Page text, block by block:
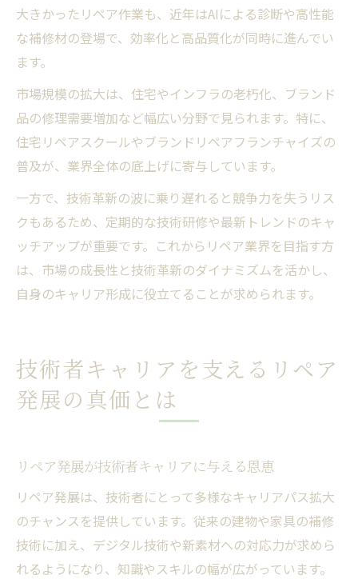
大きかったリペア作業も、近年はAIによる診断や高性能
な補修材の登場で、効率化と高品質化が同時に進んでい
ます。
市場規模の拡大は、住宅やインフラの老朽化、ブランド
品の修理需要増加など幅広い分野で見られます。特に、
住宅リペアスクールやブランドリペアフランチャイズの
普及が、業界全体の底上げに寄与しています。
一方で、技術革新の波に乗り遅れると競争力を失うリス
クもあるため、定期的な技術研修や最新トレンドのキャ
ッチアップが重要です。これからリペア業界を目指す方
は、市場の成長性と技術革新のダイナミズムを活かし、
自身のキャリア形成に役立てることが求められます。
技術者キャリアを支えるリペア
発展の真価とは
リペア発展が技術者キャリアに与える恩恵
リペア発展は、技術者にとって多様なキャリアパス拡大
のチャンスを提供しています。従来の建物や家具の補修
技術に加え、デジタル技術や新素材への対応力が求めら
れるようになり、知識やスキルの幅が広がっています。